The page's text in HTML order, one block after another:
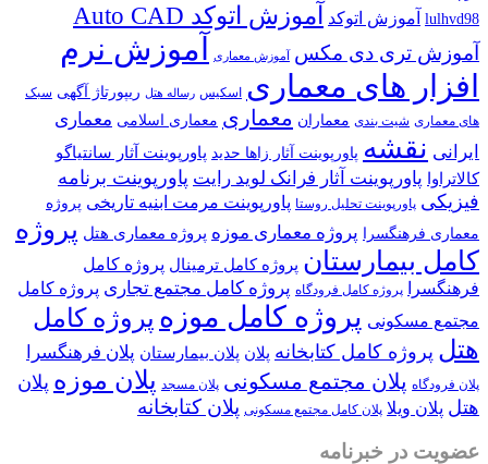
اتوکد آموزش اتوکد Auto CAD
دی مکس آموزش معماری
آموزش نرم
های معماری اسکیس رساله هتل ریپورتاژ آگهی سبک
شیت بندی معماران معماری معماری اسلامی معماری
پاورپوینت آثار زاها حدید پاورپوینت آثار سانتیاگو
آثار فرانک لوید رایت پاورپوینت برنامه
تحلیل روستا پاورپوینت مرمت ابنیه تاریخی
پروژه
پروژه معماری موزه پروژه معماری هتل پروژه
پروژه کامل ترمینال پروژه کامل
پروژه کامل فرودگاه پروژه کامل مجتمع تجاری پروژه کامل
پروژه کامل موزه پروژه کامل
کامل کتابخانه پلان پلان بیمارستان پلان فرهنگسرا
پلان مجتمع مسکونی پلان مسجد پلان موزه پلان
پلان کامل مجتمع مسکونی پلان کتابخانه
خبرنامه